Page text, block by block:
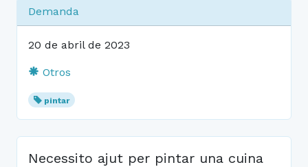
Demanda
20 de abril de 2023
Otros
pintar
Necessito ajut per pintar una cuina